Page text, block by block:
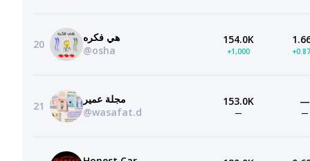
20
هي فكره
@osha
154.0K
+1,000
21
مجلة عمير
@wasafat.d
153.0K
—
—
—